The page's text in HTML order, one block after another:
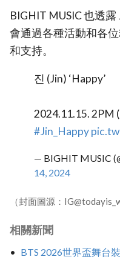
BIGHIT MUSIC 也透
會通過各種活動和各
和支持。
진 (Jin) ‘Happy’
2024.11.15. 2PM
#Jin_Happy
— BIGHIT MUSIC
14, 2024
（封面圖源：
相關新聞
BTS 2026世界盃舞台